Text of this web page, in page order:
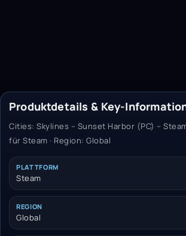
Produktdetails & Key-
Cities: Skylines – Sunset Harbor (PC) – Steam
für Steam · Region: Global
PLATTFORM
Steam
REGION
Global